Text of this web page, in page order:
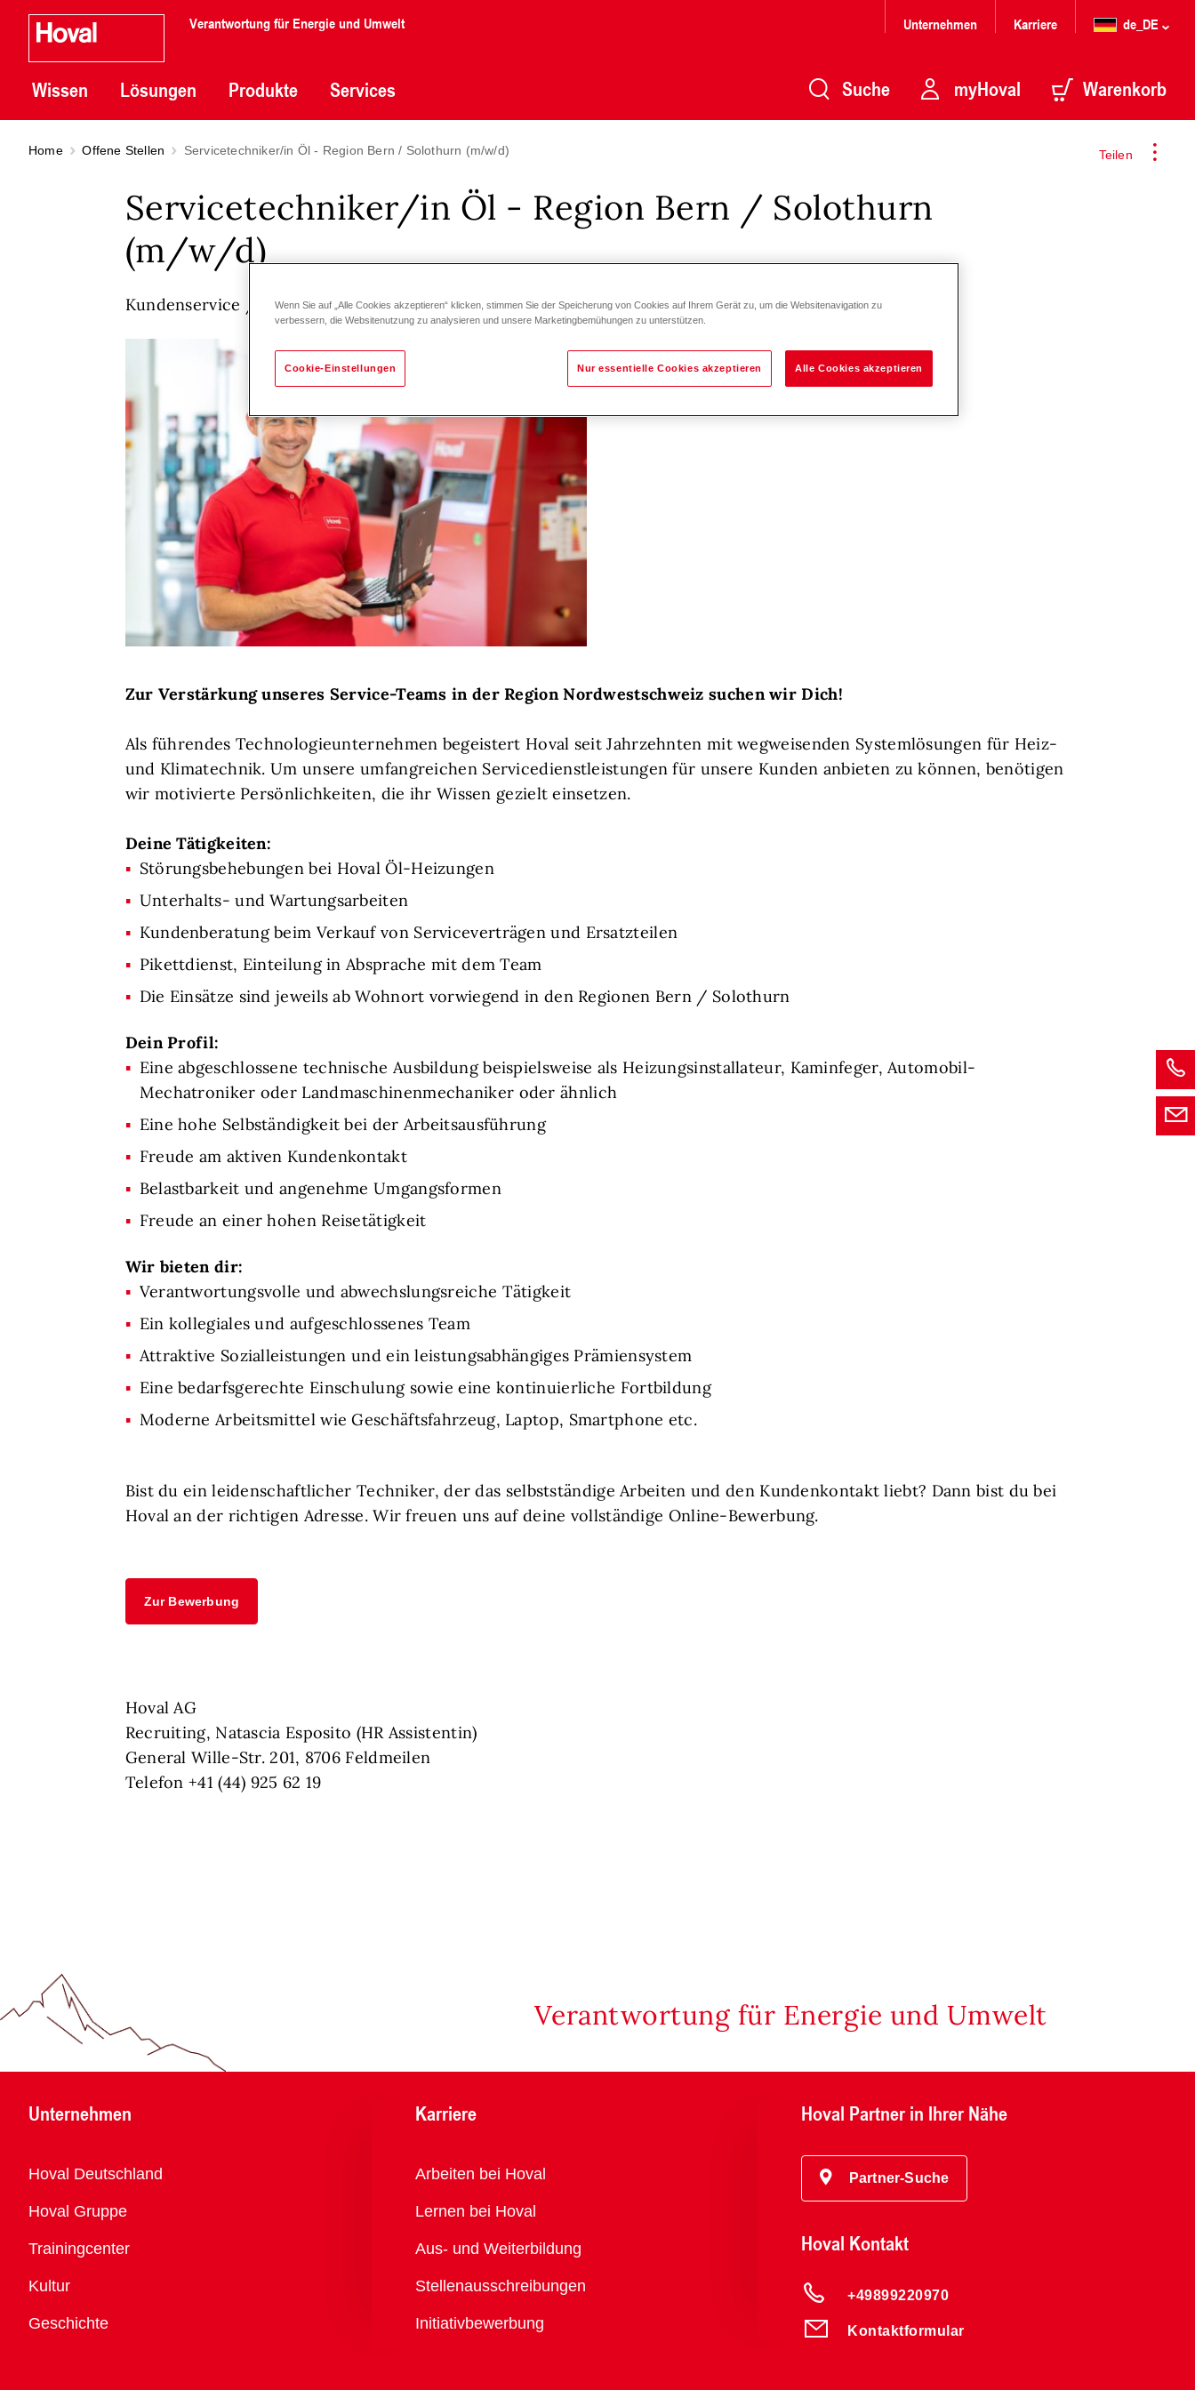
Verantwortung für Energie und Umwelt
Wissen Lösungen Produkte Services
Unternehmen Karriere de_DE
Suche myHoval Warenkorb
Teilen
Home Offene Stellen Servicetechniker/in Öl - Region Bern / Solothurn (m/w/d)
Servicetechniker/in Öl - Region Bern / Solothurn
(m/w/d)
Kundenservice / Technischer Support Härkingen Schweiz
Zur Verstärkung unseres Service-Teams in der Region Nordwestschweiz suchen wir Dich!
Als führendes Technologieunternehmen begeistert Hoval seit Jahrzehnten mit wegweisenden Systemlösungen für Heiz-
und Klimatechnik. Um unsere umfangreichen Servicedienstleistungen für unsere Kunden anbieten zu können, benötigen
wir motivierte Persönlichkeiten, die ihr Wissen gezielt einsetzen.
Deine Tätigkeiten:
Störungsbehebungen bei Hoval Öl-Heizungen
Unterhalts- und Wartungsarbeiten
Kundenberatung beim Verkauf von Serviceverträgen und Ersatzteilen
Pikettdienst, Einteilung in Absprache mit dem Team
Die Einsätze sind jeweils ab Wohnort vorwiegend in den Regionen Bern / Solothurn
Dein Profil:
Eine abgeschlossene technische Ausbildung beispielsweise als Heizungsinstallateur, Kaminfeger, Automobil-
Mechatroniker oder Landmaschinenmechaniker oder ähnlich
Eine hohe Selbständigkeit bei der Arbeitsausführung
Freude am aktiven Kundenkontakt
Belastbarkeit und angenehme Umgangsformen
Freude an einer hohen Reisetätigkeit
Wir bieten dir:
Verantwortungsvolle und abwechslungsreiche Tätigkeit
Ein kollegiales und aufgeschlossenes Team
Attraktive Sozialleistungen und ein leistungsabhängiges Prämiensystem
Eine bedarfsgerechte Einschulung sowie eine kontinuierliche Fortbildung
Moderne Arbeitsmittel wie Geschäftsfahrzeug, Laptop, Smartphone etc.
Bist du ein leidenschaftlicher Techniker, der das selbstständige Arbeiten und den Kundenkontakt liebt? Dann bist du bei
Hoval an der richtigen Adresse. Wir freuen uns auf deine vollständige Online-Bewerbung.
Zur Bewerbung
Hoval AG
Recruiting, Natascia Esposito (HR Assistentin)
General Wille-Str. 201, 8706 Feldmeilen
Telefon +41 (44) 925 62 19
Verantwortung für Energie und Umwelt
Unternehmen
Übersicht
Hoval Deutschland
Hoval Gruppe
Trainingcenter
Kultur
Geschichte
Karriere
Übersicht
Arbeiten bei Hoval
Lernen bei Hoval
Aus- und Weiterbildung
Stellenausschreibungen
Initiativbewerbung
Hoval Partner in Ihrer Nähe
Partner-Suche
Hoval Kontakt
+49899220970
Kontaktformular
Wenn Sie auf „Alle Cookies akzeptieren“ klicken, stimmen Sie der Speicherung von Cookies auf Ihrem Gerät zu, um die Websitenavigation zu
verbessern, die Websitenutzung zu analysieren und unsere Marketingbemühungen zu unterstützen.
Cookie-Einstellungen Nur essentielle Cookies akzeptieren Alle Cookies akzeptieren